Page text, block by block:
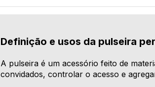
Definição e usos da pulseira
A pulseira é um acessório feito de
convidados, controlar o acesso e